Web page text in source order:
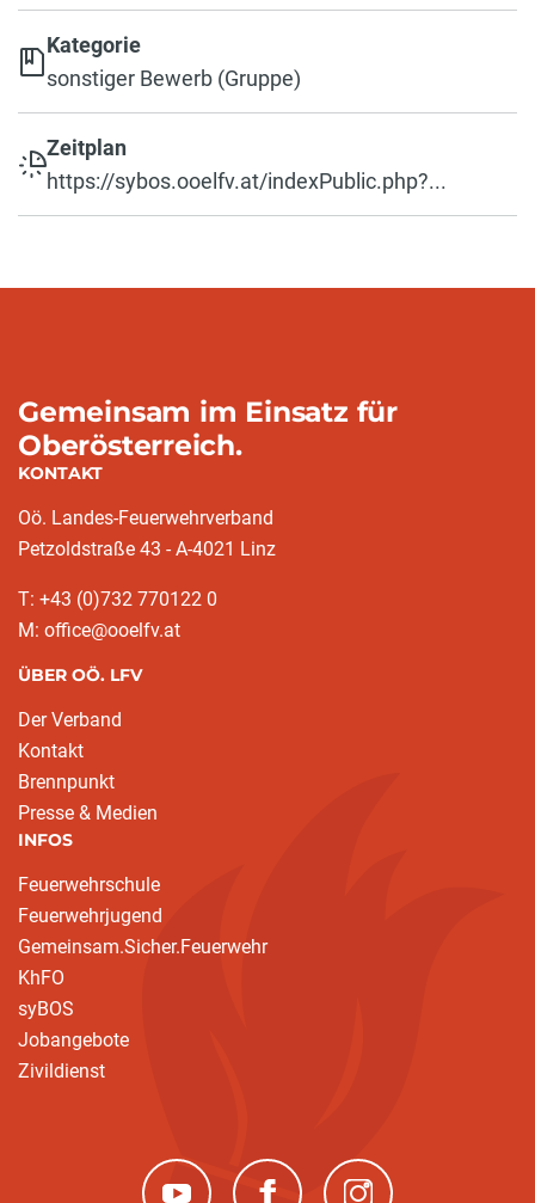
Kategorie
sonstiger Bewerb (Gruppe)
Zeitplan
https://sybos.ooelfv.at/indexPublic.php?...
Gemeinsam im Einsatz für
Oberösterreich.
KONTAKT
Oö. Landes-Feuerwehrverband
Petzoldstraße 43 - A-4021 Linz
T: +43 (0)732 770122 0
M: office@ooelfv.at
ÜBER OÖ. LFV
Der Verband
Kontakt
Brennpunkt
Presse & Medien
INFOS
Feuerwehrschule
Feuerwehrjugend
Gemeinsam.Sicher.Feuerwehr
KhFO
syBOS
Jobangebote
Zivildienst